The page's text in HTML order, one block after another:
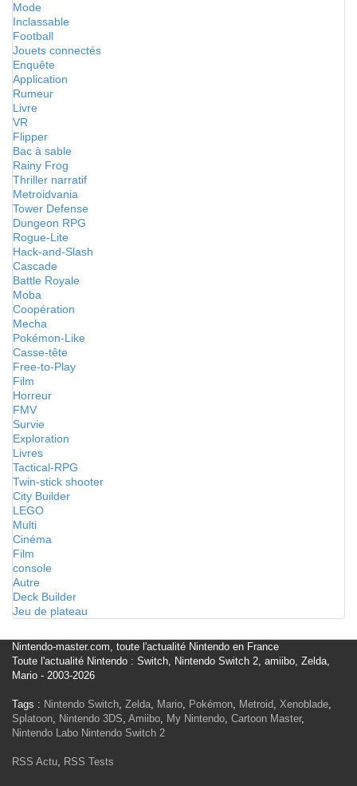
Mode
Inclassable
Football
Jouets connectés
Enquête
Application
Rumeur
Livre
VR
Flipper
Bac à sable
Rainy Frog
Thriller narratif
Metroidvania
Tower Defense
Dungeon RPG
Rogue-Lite
Hack-and-Slash
Cascade
Battle Royale
Moba
Coopération
Mecha
Pokémon-Like
Casse-tête
Free-to-Play
Film
Horreur
FMV
Survie
Exploration
Livres
Tactical-RPG
Twin-stick shooter
City Builder
LEGO
Multi
Cinéma
Film
console
Autre
Deck Builder
Jeu de plateau
Nintendo-master.com, toute l'actualité Nintendo en France
Toute l'actualité Nintendo : Switch, Nintendo Switch 2, amiibo, Zelda,
Mario - 2003-2026
Tags : Nintendo Switch, Zelda, Mario, Pokémon, Metroid, Xenoblade,
Splatoon, Nintendo 3DS, Amiibo, My Nintendo, Cartoon Master,
Nintendo Labo Nintendo Switch 2
RSS Actu, RSS Tests